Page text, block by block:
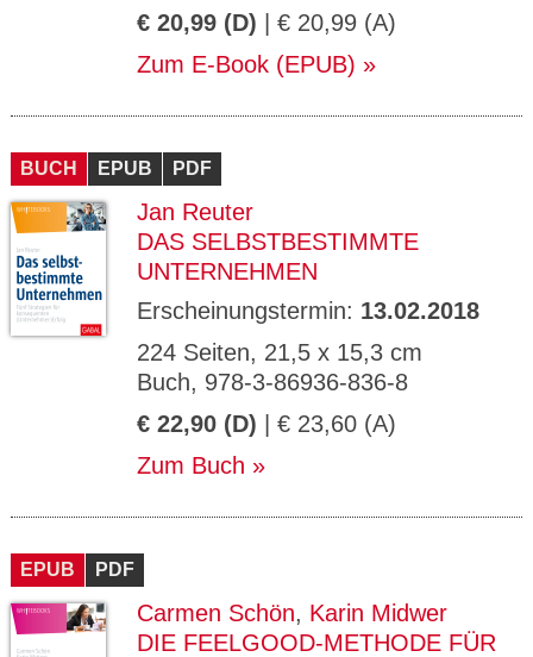
€ 20,99 (D) | € 20,99 (A)
Zum E-Book (EPUB)
BUCH EPUB PDF
Jan Reuter
DAS SELBSTBESTIMMTE
UNTERNEHMEN
Erscheinungstermin: 13.02.2018
224 Seiten, 21,5 x 15,3 cm
Buch, 978-3-86936-836-8
€ 22,90 (D) | € 23,60 (A)
Zum Buch
EPUB PDF
Carmen Schön, Karin Midwer
DIE FEELGOOD-METHODE FÜR